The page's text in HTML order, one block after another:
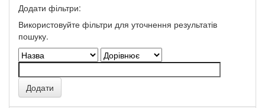
Додати фільтри:
Використовуйте фільтри для уточнення результатів
пошуку.